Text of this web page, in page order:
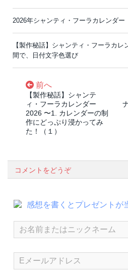
2026年シャンティ・フーラカレンダ
【製作秘話】シャンティ・フーラカ
間で、日付文字色選び
前へ
【製作秘話】シャンテ
ィ・フーラカレンダー
2026 〜1. カレンダーの制
作にどっぷり浸かってみ
た！（１）
コメントをどうぞ